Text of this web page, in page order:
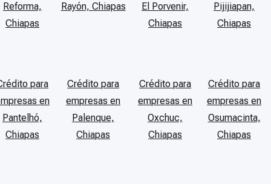
Reforma,
Chiapas
Rayón, Chiapas
El Porvenir,
Chiapas
Pijijiapan,
Chiapas
para
en
Pantelhó,
Chiapas
Crédito para
empresas en
Palenque,
Chiapas
Crédito para
empresas en
Oxchuc,
Chiapas
Crédito para
empresas en
Osumacinta,
Chiapas